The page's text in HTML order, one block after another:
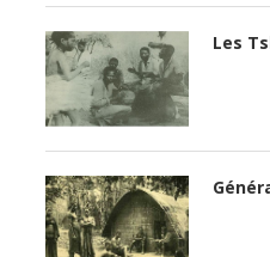
Les